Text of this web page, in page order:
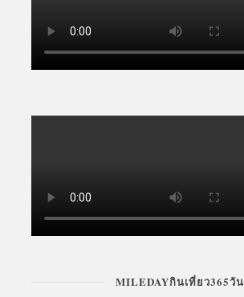
MILEDAYกินเที่ยว365วัน